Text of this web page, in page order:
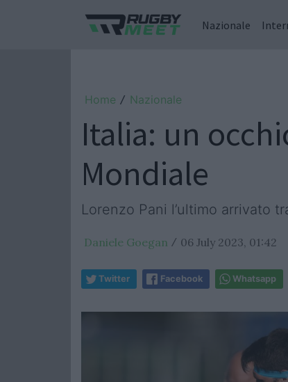
Nazionale
Home / Nazionale
Italia: un
Mondiale
Lorenzo Pani l’ultimo arrivato
Daniele Goegan / 06 July 2023, 01:42
Twitter Facebook Whatsapp